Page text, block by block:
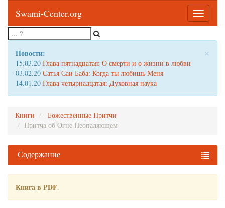
Toggle
Swami-Center.org
×
Новости:
15.03.20 Глава пятнадцатая: О смерти и о жизни в любви
03.02.20 Сатья Саи Баба: Когда ты любишь Меня
14.01.20 Глава четырнадцатая: Духовная наука
Книги
Божественные Притчи
Притча об Огне Неопаляющем
Содержание
Книга в PDF.